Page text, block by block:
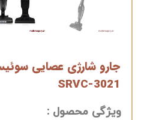
جارو شارژی عصایی
SRVC-3021
ویژگی محصول :